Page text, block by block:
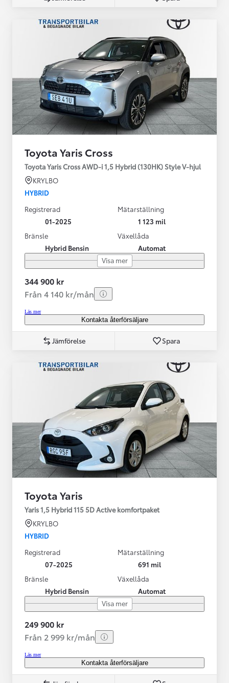
Toyota Yaris Cross
Toyota Yaris Cross AWD-i 1,5 Hybrid (130HK) Style V-hjul
KRYLBO
HYBRID
Registrerad
01-2025
Mätarställning
1 123 mil
Bränsle
Hybrid Bensin
Växellåda
Automat
Visa mer
344 900 kr
Från 4 140 kr/mån
Läs mer
Kontakta återförsäljare
Jämförelse Spara
Toyota Yaris
Yaris 1,5 Hybrid 115 5D Active komfortpaket
KRYLBO
HYBRID
Registrerad
07-2025
Mätarställning
691 mil
Bränsle
Hybrid Bensin
Växellåda
Automat
Visa mer
249 900 kr
Från 2 999 kr/mån
Läs mer
Kontakta återförsäljare